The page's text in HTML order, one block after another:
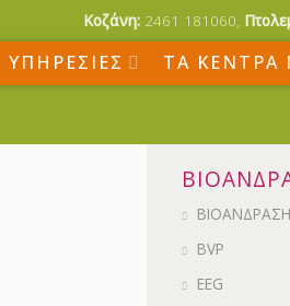
Κοζάνη: 2461 181060,
ΥΠΗΡΕΣΙΕΣ ΤΑ ΚΕΝΤΡΑ
ΒΙΟΑΝΔΡΑΣΗ
BVP
EEG